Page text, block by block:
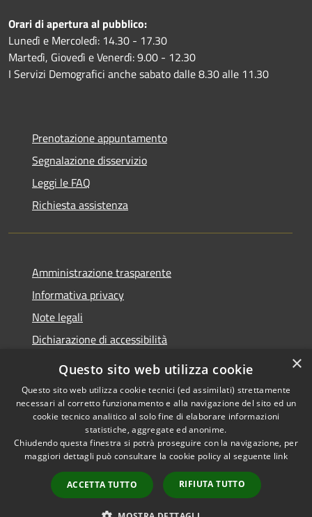
Orari di apertura al pubblico:
Lunedì e Mercoledì: 14.30 - 17.30
Martedì, Giovedì e Venerdì: 9.00 - 12.30
I Servizi Demografici anche sabato dalle 8.30 alle 11.30
Prenotazione appuntamento
Segnalazione disservizio
Leggi le FAQ
Richiesta assistenza
Amministrazione trasparente
Informativa privacy
Note legali
Dichiarazione di accessibilità
RSS
Privacy
Cookie
Mappa del sito
Extranet
Copyright © 2026 • Comune di
Nova Milanese • Powered by
Municipium•Accesso
redazione
×
Questo sito web utilizza cookie
Questo sito web utilizza cookie tecnici (ed assimilati) strettamente
necessari al corretto funzionamento e alla navigazione del sito ed un
cookie tecnico analitico al solo fine di elaborare informazioni
statistiche, aggregate ed anonime.
Chiudendo questa finestra si potrà proseguire con la navigazione, per
maggiori dettagli può consultare la cookie policy al seguente link
ACCETTA TUTTO RIFIUTA TUTTO